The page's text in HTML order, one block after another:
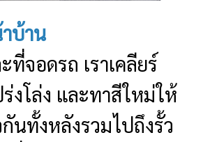
บ้าน
จอดรถ เราเคลียร์
งโล่ง และทาสีใหม่ให้
นทั้งหลังรวมไปถึงรั้ว